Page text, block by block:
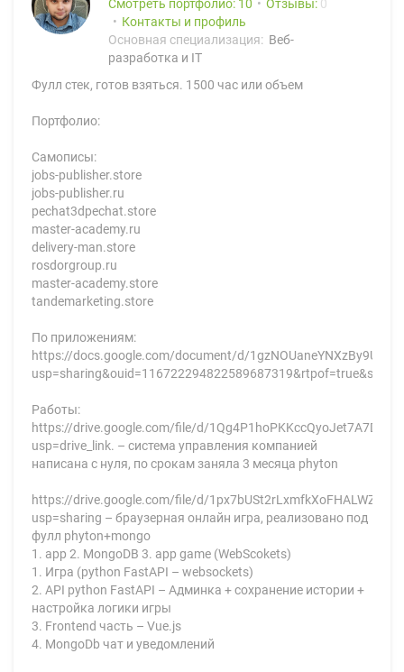
Смотреть портфолио: 10 Отзывы: 0
Контакты и профиль
Основная специализация: Веб-
разработка и IT
Фулл стек, готов взяться. 1500 час или объем
Портфолио:
Самописы:
jobs-publisher.store
jobs-publisher.ru
pechat3dpechat.store
master-academy.ru
delivery-man.store
rosdorgroup.ru
master-academy.store
tandemarketing.store
По приложениям:
https://docs.google.com/document/d/
Работы:
https://drive.google.com/file/d/
usp=drive_link. – система управления компанией
написана с нуля, по срокам заняла 3 месяца phyton
https://drive.google.com/file/d/
usp=sharing – браузерная онлайн игра, реализовано под
фулл phyton+mongo
1. app 2. MongoDB 3. app game (WebScokets)
1. Игра (python FastAPI – websockets)
2. API python FastAPI – Админка + сохранение истории +
настройка логики игры
3. Frontend часть – Vue.js
4. MongoDb чат и уведомлений